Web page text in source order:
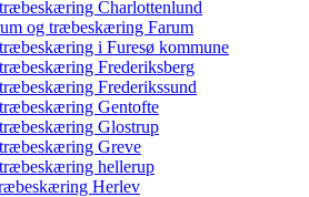
Charlottenlund
og træbeskæring Farum
i Furesø kommune
Frederiksberg
Frederikssund
Gentofte
Glostrup
Greve
hellerup
Herlev